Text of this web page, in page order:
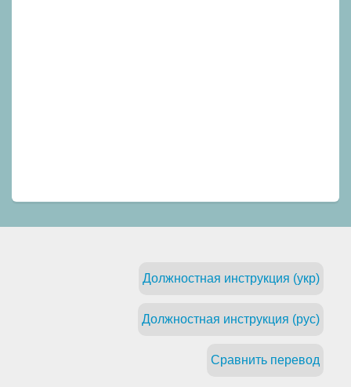
Должностная инструкция (укр)
Должностная инструкция (рус)
Сравнить перевод